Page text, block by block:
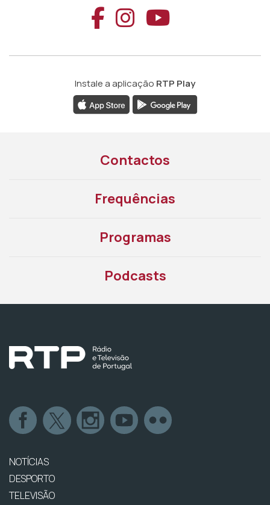
Aceder ao
Aceder ao
Aceder
Instale a aplicação RTP Play
Contactos
Frequências
Programas
Podcasts
NOTÍCIAS
DESPORTO
TELEVISÃO